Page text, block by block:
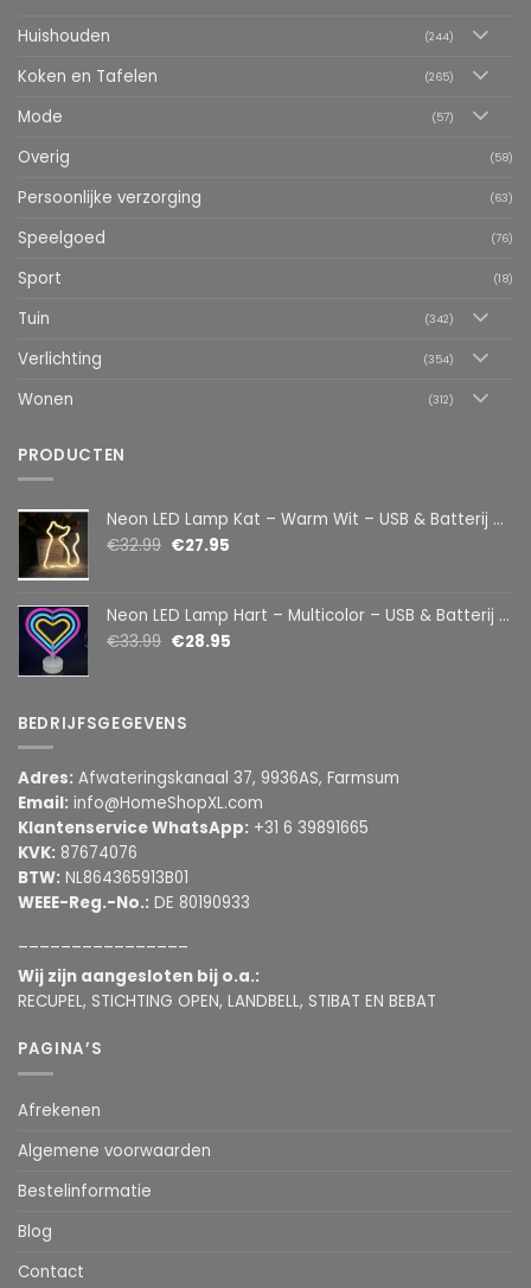
Huishouden (244)
Koken en Tafelen (265)
Mode (57)
Overig (58)
Persoonlijke verzorging (63)
Speelgoed (76)
Sport (18)
Tuin (342)
Verlichting (354)
Wonen (312)
PRODUCTEN
Neon LED Lamp Kat – Warm Wit – USB & Batterij – Decoratieve Tafellamp voor Kinderkamer – 28,5 x 24,5 cm
€32.99 €27.95
Neon LED Lamp Hart – Multicolor – USB & Batterij – Hartvormige Sfeerlamp – Kinderkamer & Slaapkamer – 25,2 x 23 cm
€33.99 €28.95
BEDRIJFSGEGEVENS
Adres: Afwateringskanaal 37, 9936AS, Farmsum
Email: info@HomeShopXL.com
Klantenservice WhatsApp: +31 6 39891665
KVK: 87674076
BTW: NL864365913B01
WEEE-Reg.-No.: DE 80190933
Wij zijn aangesloten bij o.a.:
RECUPEL, STICHTING OPEN, LANDBELL, STIBAT EN BEBAT
PAGINA’S
Afrekenen
Algemene voorwaarden
Bestelinformatie
Blog
Contact